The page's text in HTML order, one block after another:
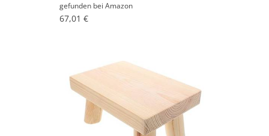
gefunden bei Amazon
67,01 €